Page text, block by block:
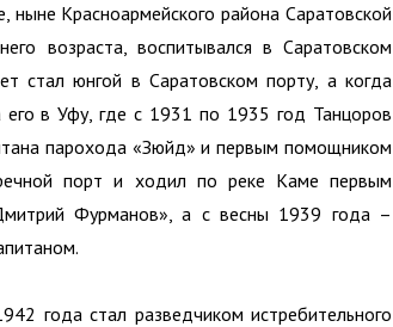
ныне Красноармейского района Саратовской
возраста, воспитывался в Саратовском
стал юнгой в Саратовском порту, а когда
в Уфу, где с 1931 по 1935 год Танцоров
парохода «Зюйд» и первым помощником
порт и ходил по реке Каме первым
Фурманов», а с весны 1939 года –
года стал разведчиком истребительного